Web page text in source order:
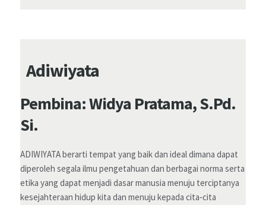
Adiwiyata
Pembina: Widya Pratama, S.Pd.
Si.
ADIWIYATA berarti tempat yang baik dan ideal dimana dapat
diperoleh segala ilmu pengetahuan dan berbagai norma serta
etika yang dapat menjadi dasar manusia menuju terciptanya
kesejahteraan hidup kita dan menuju kepada cita‐cita